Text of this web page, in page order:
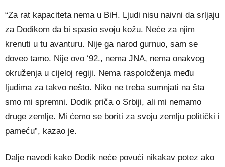
“Za rat kapaciteta nema u BiH. Ljudi nisu naivni da srljaju
za Dodikom da bi spasio svoju kožu. Neće za njim
krenuti u tu avanturu. Nije ga narod gurnuo, sam se
doveo tamo. Nije ovo ‘92., nema JNA, nema onakvog
okruženja u cijeloj regiji. Nema raspoloženja među
ljudima za takvo nešto. Niko ne treba sumnjati na šta
smo mi spremni. Dodik priča o Srbiji, ali mi nemamo
druge zemlje. Mi ćemo se boriti za svoju zemlju politički i
pameću”, kazao je.
Dalje navodi kako Dodik neće povući nikakav potez ako